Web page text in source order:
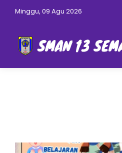
Minggu, 09 Agu 2026